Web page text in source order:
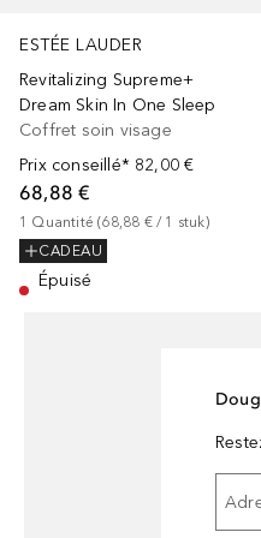
ESTÉE LAUDER
Revitalizing Supreme+
Dream Skin In One Sleep
Coffret soin visage
Prix conseillé* 82,00 €
68,88 €
1 Quantité (68,88 € / 1 stuk)
CADEAU
Épuisé